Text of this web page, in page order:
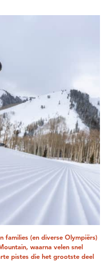
families (en diverse Olympiërs)
waarna velen snel
pistes die het grootste deel